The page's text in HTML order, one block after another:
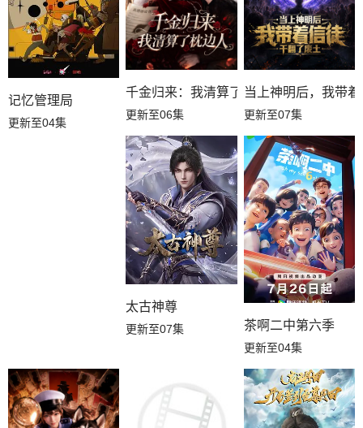
记忆管理局
更新至04集
千金归来：我清算了枕边人
更新至06集
当上神明后，我带
更新至07集
太古神尊
更新至07集 茶啊二中第六季
更新至04集